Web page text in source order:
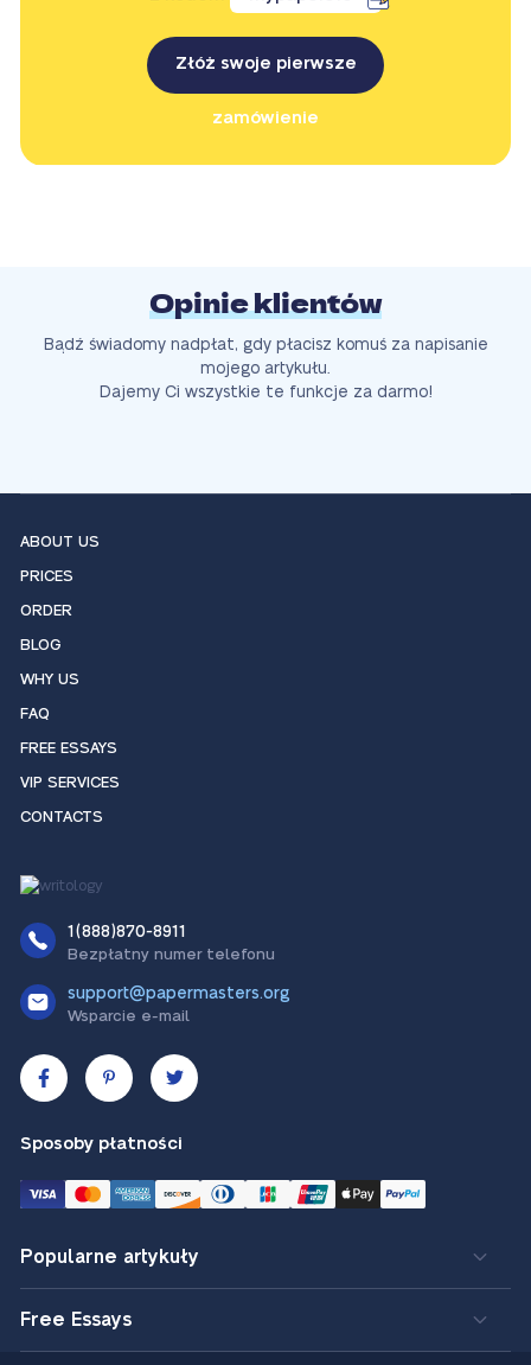
Złóż swoje pierwsze
zamówienie
Opinie klientów
Bądź świadomy nadpłat, gdy płacisz komuś za napisanie
mojego artykułu.
Dajemy Ci wszystkie te funkcje za darmo!
ABOUT US
PRICES
ORDER
BLOG
WHY US
FAQ
FREE ESSAYS
VIP SERVICES
CONTACTS
1(888)870-8911
Bezpłatny numer telefonu
support@papermasters.org
Wsparcie e-mail
Sposoby płatności
Popularne artykuły
Free Essays